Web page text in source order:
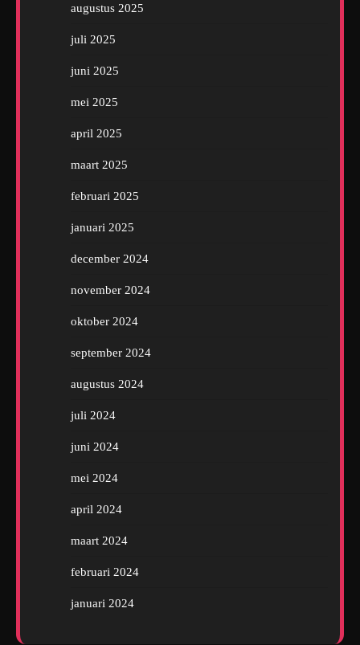
augustus 2025
juli 2025
juni 2025
mei 2025
april 2025
maart 2025
februari 2025
januari 2025
december 2024
november 2024
oktober 2024
september 2024
augustus 2024
juli 2024
juni 2024
mei 2024
april 2024
maart 2024
februari 2024
januari 2024